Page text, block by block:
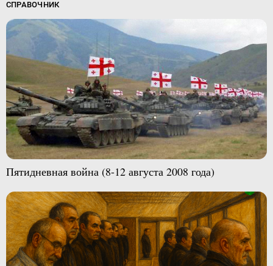
СПРАВОЧНИК
Пятидневная война (8-12 августа 2008 года)